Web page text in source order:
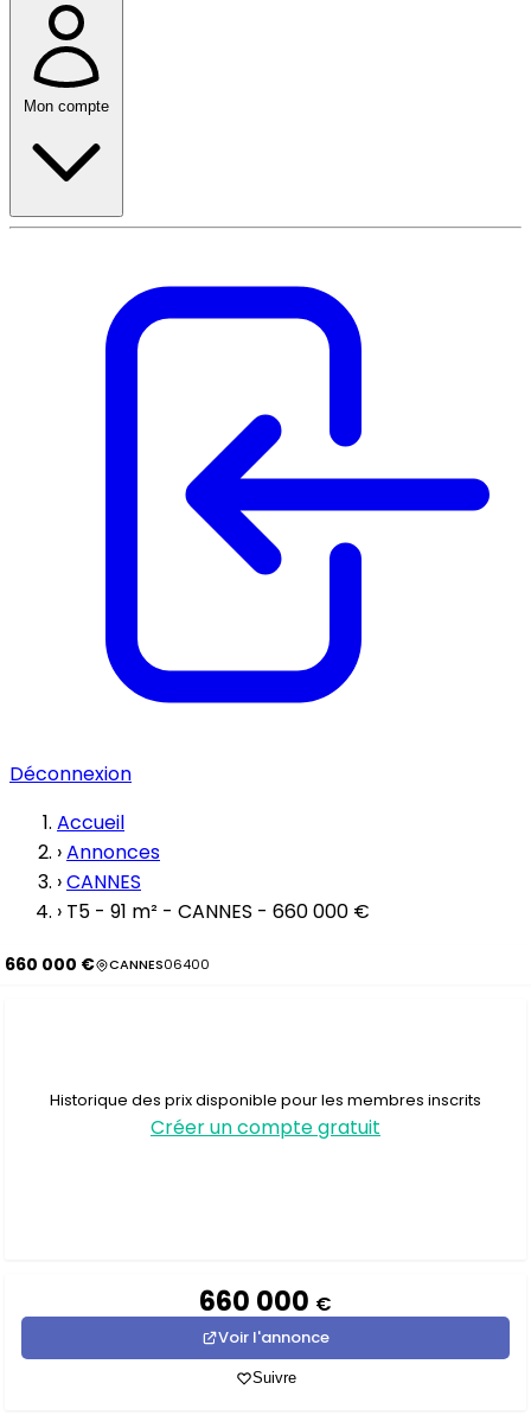
Mon compte
Déconnexion
Accueil
›Annonces
›CANNES
› T5 - 91 m² - CANNES - 660 000 €
660 000 € CANNES06400
Historique des prix disponible pour les membres inscrits
Créer un compte gratuit
660 000 €
Voir l'annonce
Suivre